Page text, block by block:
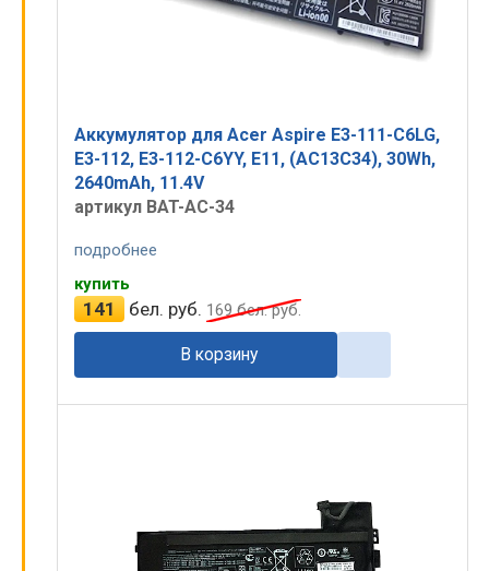
Аккумулятор для Acer Aspire E3-111-C6LG,
E3-112, E3-112-C6YY, E11, (AC13C34), 30Wh,
2640mAh, 11.4V
артикул BAT-AC-34
подробнее
купить
141 бел. руб. 169бел. руб.
В корзину